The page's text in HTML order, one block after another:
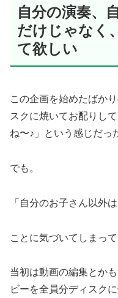
自分の演奏、
だけじゃなく
て欲しい
この企画を始めたばか
スクに焼いてお配りし
ね〜♪」という感じだっ
でも。
「自分のお子さん以外
ことに気づいてしまって
当初は動画の編集とか
ビーを全員分ディスク